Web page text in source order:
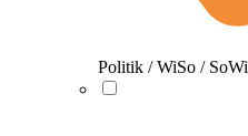
Politik / WiSo / SoWi